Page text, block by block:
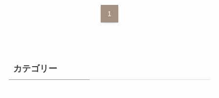
1
カテゴリー